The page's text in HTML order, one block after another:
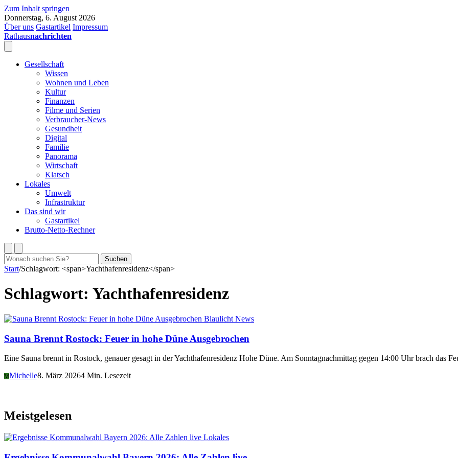
Zum Inhalt springen
Donnerstag, 6. August 2026
Über uns Gastartikel Impressum
Rathausnachrichten
Gesellschaft
Wissen
Wohnen und Leben
Kultur
Finanzen
Filme und Serien
Verbraucher-News
Gesundheit
Digital
Familie
Panorama
Wirtschaft
Klatsch
Lokales
Umwelt
Infrastruktur
Das sind wir
Gastartikel
Brutto-Netto-Rechner
Suchen
nach:
Suchen
Start/Schlagwort: <span>Yachthafenresidenz</span>
Schlagwort: Yachthafenresidenz
Blaulicht News
Sauna Brennt Rostock: Feuer in hohe Düne Ausgebrochen
Eine Sauna brennt in Rostock, genauer gesagt in der Yachthafenresidenz Hohe Düne. Am Sonntagnachmittag gegen 14:00 Uhr brach das
MMichelle8. März 20264 Min. Lesezeit
Meistgelesen
Lokales